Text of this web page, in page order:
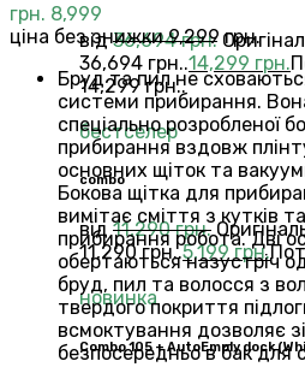
від36,694грн.
36,694 грн..14,299 грн.
14,299 грн..
бестселер
combo
від11,290грн.
11,290 грн..5,199грн.
новинка
Combo 105 + AutoEmply dock
грн. 8,999
ціна без знижки 9,299 грн.
Бруд та пил не
системи прибирання.
спеціально розробленої
прибирання вздовж
основних щіток та
Бокова щітка для
вимітає сміття з кутків
прибирання робота. Дві
обертаються назустріч
бруд, пил та волосся з
твердого покриття
всмоктування дозволяє
безпосередньо в бак для